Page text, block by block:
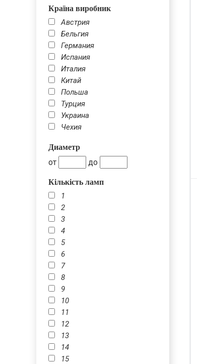
Країна виробник
Австрия
Бельгия
Германия
Испания
Италия
Китай
Польша
Турция
Украина
Чехия
Диаметр
от до
Кількість ламп
1
2
3
4
5
6
7
8
9
10
11
12
13
14
15